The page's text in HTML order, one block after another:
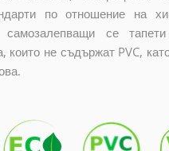
по отношение на
се
които не съдържат PVC,